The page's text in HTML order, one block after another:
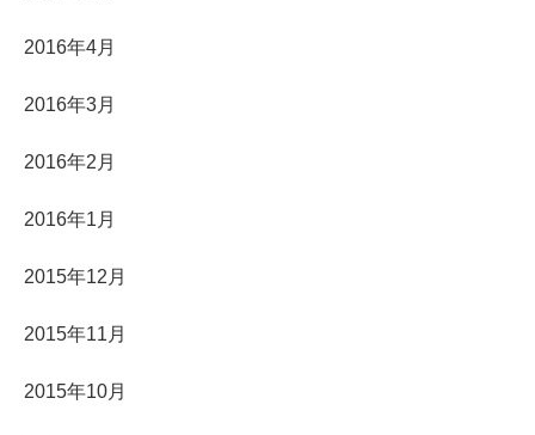
2016年4月
2016年3月
2016年2月
2016年1月
2015年12月
2015年11月
2015年10月